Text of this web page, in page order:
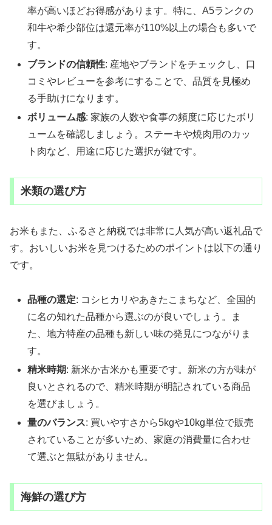
率が高いほどお得感があります。特に、A5ランクの
和牛や希少部位は還元率が110%以上の場合も多いで
す。
ブランドの信頼性: 産地やブランドをチェックし、口
コミやレビューを参考にすることで、品質を見極め
る手助けになります。
ボリューム感: 家族の人数や食事の頻度に応じたボリ
ュームを確認しましょう。ステーキや焼肉用のカッ
ト肉など、用途に応じた選択が鍵です。
米類の選び方
お米もまた、ふるさと納税では非常に人気が高い返礼品で
す。おいしいお米を見つけるためのポイントは以下の通り
です。
品種の選定: コシヒカリやあきたこまちなど、全国的
に名の知れた品種から選ぶのが良いでしょう。ま
た、地方特産の品種も新しい味の発見につながりま
す。
精米時期: 新米か古米かも重要です。新米の方が味が
良いとされるので、精米時期が明記されている商品
を選びましょう。
量のバランス: 買いやすさから5kgや10kg単位で販売
されていることが多いため、家庭の消費量に合わせ
て選ぶと無駄がありません。
海鮮の選び方